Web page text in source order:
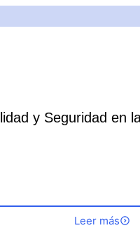
y Seguridad en
Leer más